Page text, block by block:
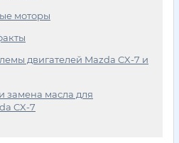
моторы
двигателей Mazda CX-7 и
замена масла для
CX-7